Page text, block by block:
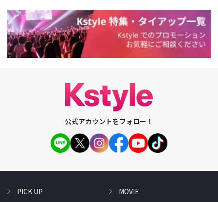
公式アカウントをフォロー！
PICK UP MOVIE